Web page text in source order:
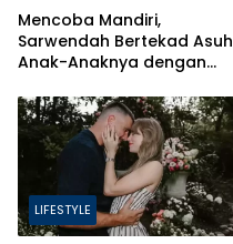
Mencoba Mandiri,
Sarwendah Bertekad Asuh
Anak-Anaknya dengan
LIFESTYLE